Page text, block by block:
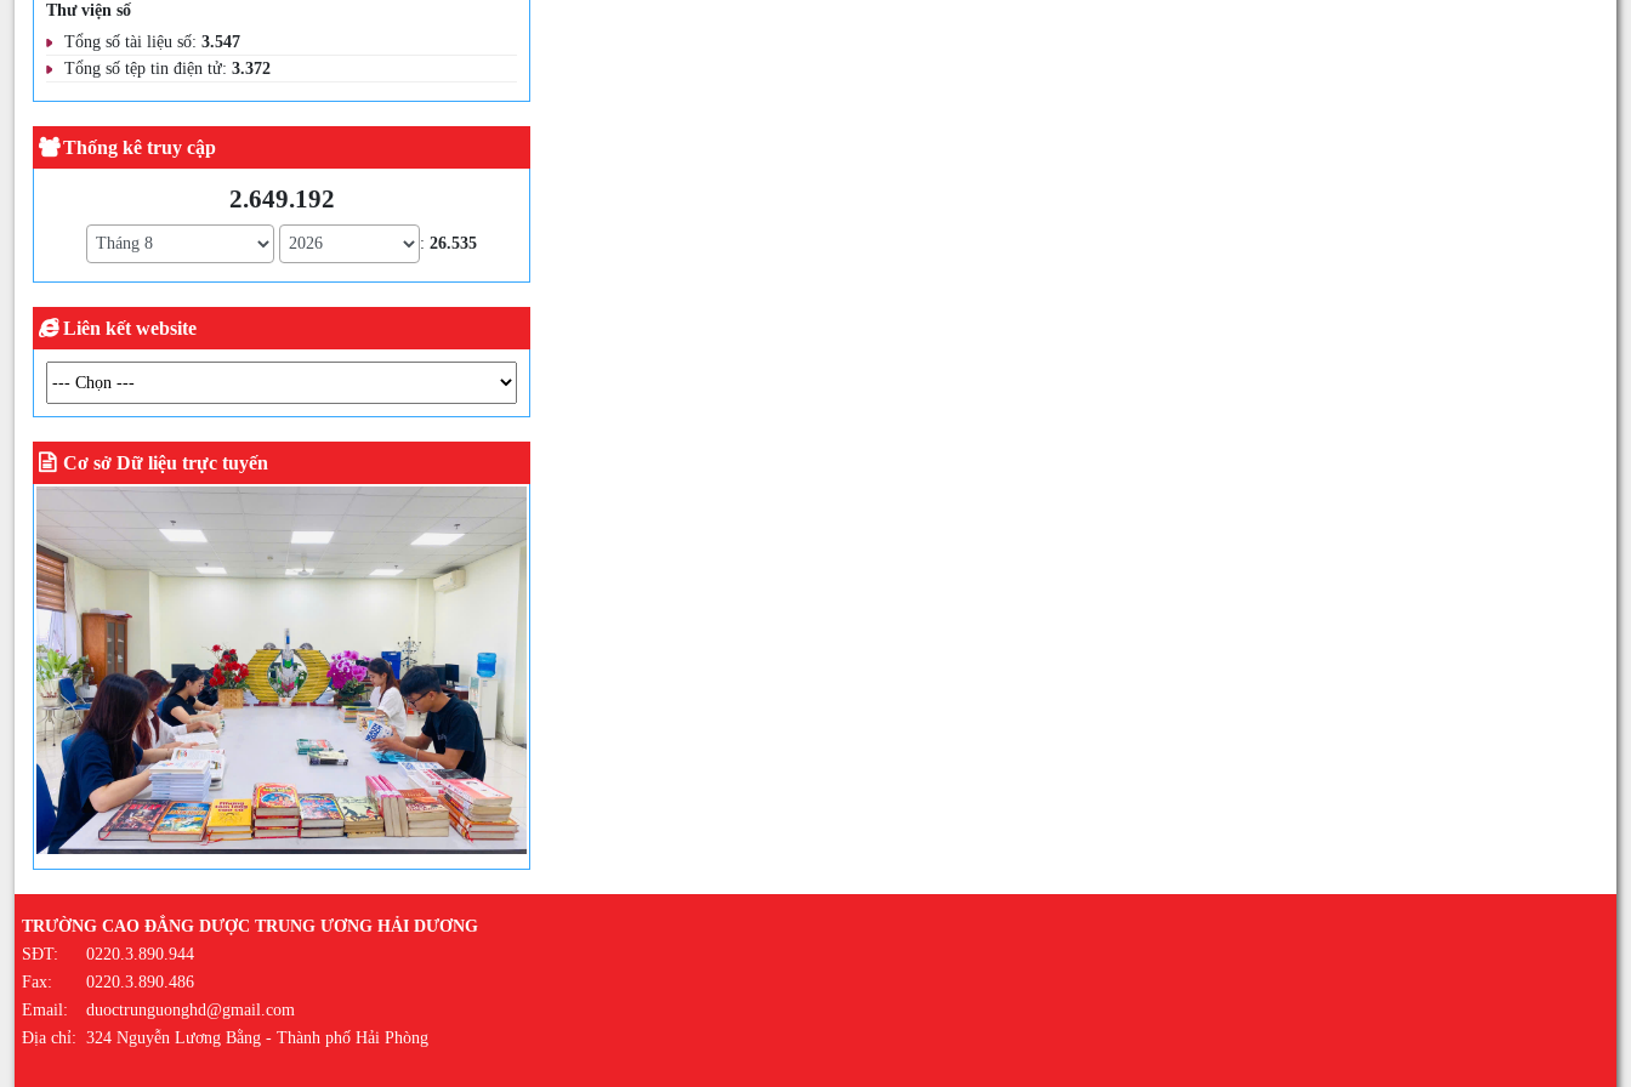
Thư viện số
Tổng số tài liệu số: 3.547
Tổng số tệp tin điện tử: 3.372
Thống kê truy cập
2.649.192
:26.535
Liên kết website
Cơ sở Dữ liệu trực tuyến
TRƯỜNG CAO ĐẲNG DƯỢC TRUNG ƯƠNG HẢI DƯƠNG
SĐT:
0220.3.890.944
Fax:
0220.3.890.486
Email:
duoctrunguonghd@gmail.com
Địa chỉ: 324 Nguyễn Lương Bằng - Thành phố Hải Phòng